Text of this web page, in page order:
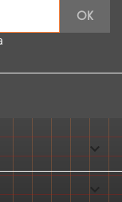

